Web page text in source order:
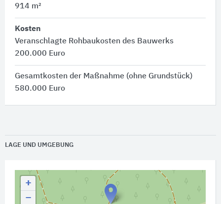
914 m²
Kosten
Veranschlagte Rohbaukosten des Bauwerks
200.000 Euro
Gesamtkosten der Maßnahme (ohne Grundstück)
580.000 Euro
LAGE UND UMGEBUNG
+
−